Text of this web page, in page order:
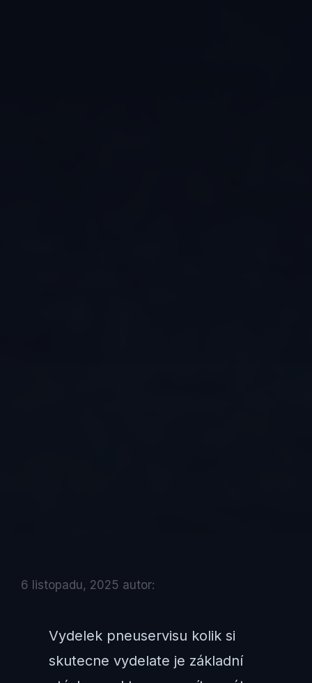
6 listopadu, 2025 autor:
Vydelek pneuservisu kolik si
skutecne vydelate je základní